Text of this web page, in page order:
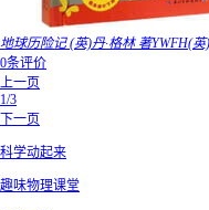
地球历险记 (英)丹·格林 著YWFH(
0条评价
上一页
1/3
下一页
科学动起来
趣味物理课堂